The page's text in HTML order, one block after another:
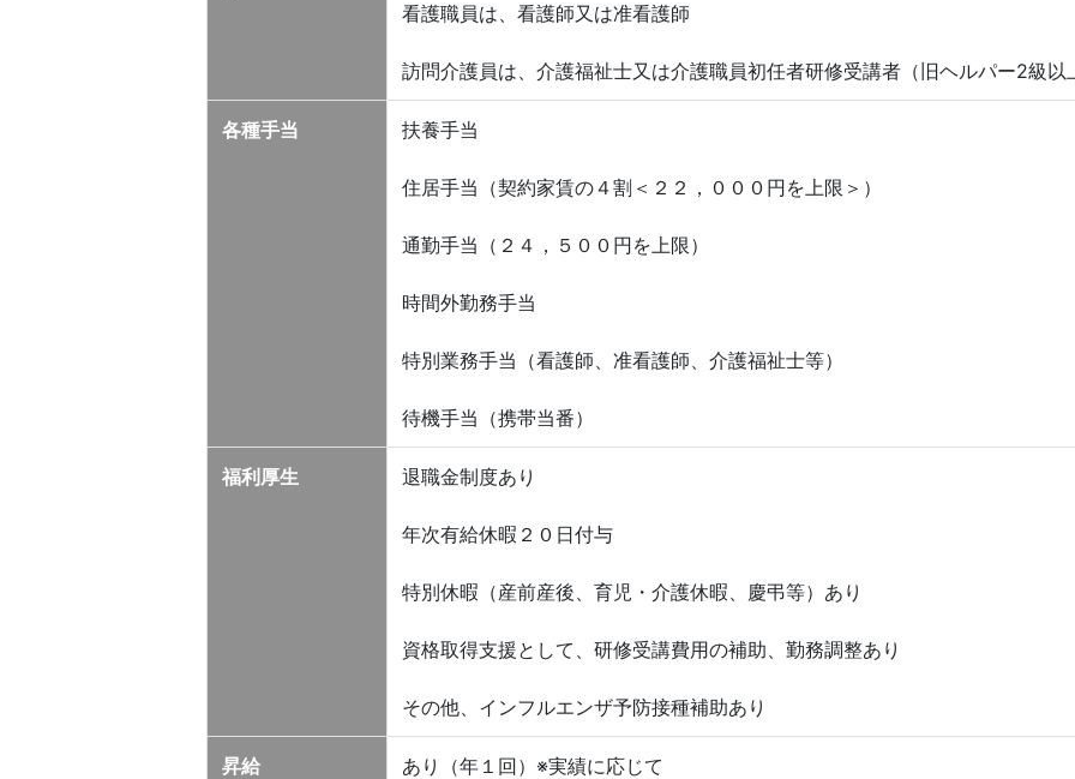
看護職員は、看護師又は准看護師
訪問介護員は、介護福祉士又は介護職員初任者研修受講者（旧ヘルパー2級以
各種手当 扶養手当
住居手当（契約家賃の４割＜２２，０００円を上限＞）
通勤手当（２４，５００円を上限）
時間外勤務手当
特別業務手当（看護師、准看護師、介護福祉士等）
待機手当（携帯当番）
福利厚生 退職金制度あり
年次有給休暇２０日付与
特別休暇（産前産後、育児・介護休暇、慶弔等）あり
資格取得支援として、研修受講費用の補助、勤務調整あり
その他、インフルエンザ予防接種補助あり
昇給 あり（年１回）※実績に応じて